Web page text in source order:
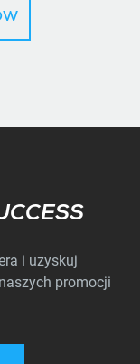
i uzyskuj
promocji